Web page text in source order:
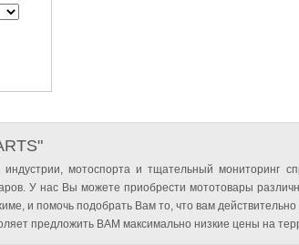
мотоспорта и тщательный мониторинг
У нас Вы можете приобрести мототовары
и помочь подобрать Вам то, что вам
предложить ВАМ максимально низкие цены на